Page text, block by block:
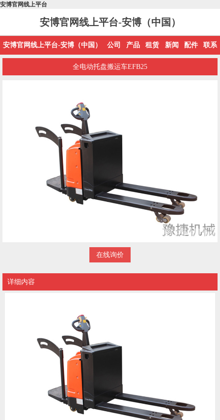
安博官网线上平台
安博官网线上平台-安博（中国）
安博官网线上平台-安博（中国） 公司 产品 租赁 新闻 配件 联系
全电动托盘搬运车EFB25
在线询价
详细内容